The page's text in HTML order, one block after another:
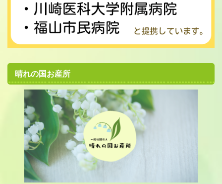
晴れの国お産所